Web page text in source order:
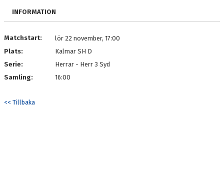
DOKUMENT
INFORMATION
Matchstart:
lör 22 november, 17:00
Plats:
Kalmar SH D
Serie:
Herrar - Herr 3 Syd
Samling:
16:00
<< Tillbaka